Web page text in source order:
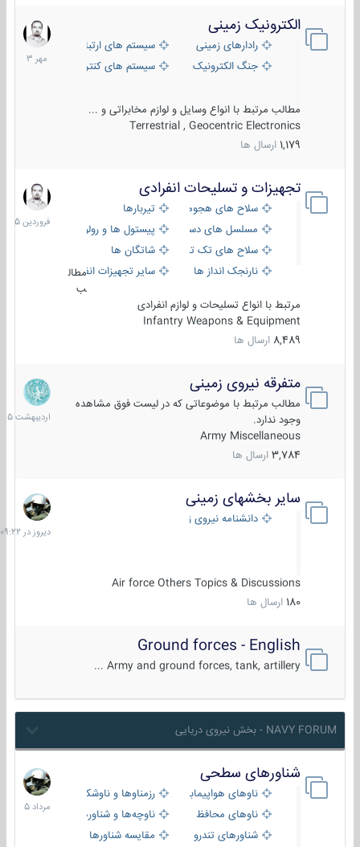
الکترونیک زمینی
رادارهای زمینی
سیستم های ارتباطی و جمع آوری
جنگ الکترونیک
سیستم های کنترل آتش و تجهیزات
مطالب مرتبط با انواع وسایل و لوازم مخابراتی و ...
Terrestrial , Geocentric Electronics
1,179 ارسال ها
1
مهر
1403
تجهیزات و تسلیحات انفرادی
سلاح های هجومی
تیربارها
مسلسل های دستی
پیستول ها و رولورها
سلاح های تک تیر اندازیشاتگان ها
نارنجک انداز ها
سایر تجهیزات انفرادی
مطال
ب
مرتبط با انواع تسلیحات و لوازم انفرادی
Infantry Weapons & Equipment
8,489 ارسال ها
17
فروردین
1405
متفرقه نیروی زمینی
مطالب مرتبط با موضوعاتی که در لیست فوق مشاهده
وجود ندارد.
Army Miscellaneous
3,784 ارسال ها
27
1405
سایر بخشهای زمینی
دانشنامه نیروی زمینی
Air force Others Topics & Discussions
180 ارسال ها
دیروز
در
09:22
Ground forces - English
Army and ground forces, tank, artillery ...
NAVY FORUM - بخش نیروی دریایی
شناورهای سطحی
ناوهای هواپیمابر و بالگرد بررزمناوها و ناوشکن‌ها
ناوهای محافظ
ناوچه‌ها و شناورهای گشتی
شناورهای تندرو
مقایسه شناورها
2
مرداد
1405